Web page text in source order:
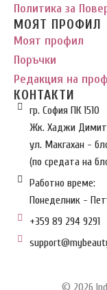
Политика за
МОЯТ ПРОФИЛ
Моят профил
Поръчки
Редакция на
КОНТАКТИ
гр. София ПК 1510
Жк. Хаджи
ул. Макгахан -
(по средата на
Работно време:
Понеделник -
+359 89 294 9291
© 2026